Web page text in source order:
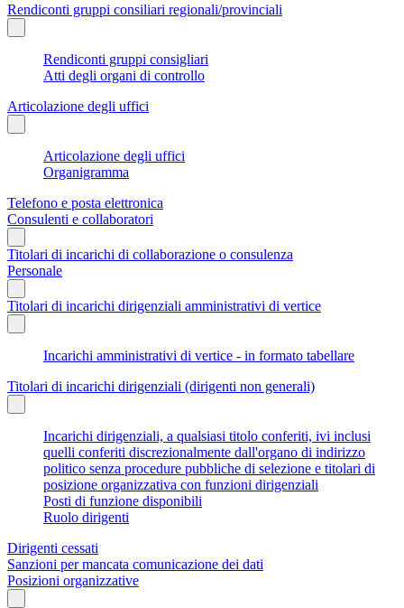
Rendiconti gruppi consiliari regionali/provinciali
Rendiconti gruppi consigliari
Atti degli organi di controllo
Articolazione degli uffici
Articolazione degli uffici
Organigramma
Telefono e posta elettronica
Consulenti e collaboratori
Titolari di incarichi di collaborazione o consulenza
Personale
Titolari di incarichi dirigenziali amministrativi di vertice
Incarichi amministrativi di vertice - in formato tabellare
Titolari di incarichi dirigenziali (dirigenti non generali)
Incarichi dirigenziali, a qualsiasi titolo conferiti, ivi inclusi
quelli conferiti discrezionalmente dall'organo di indirizzo
politico senza procedure pubbliche di selezione e titolari di
posizione organizzativa con funzioni dirigenziali
Posti di funzione disponibili
Ruolo dirigenti
Dirigenti cessati
Sanzioni per mancata comunicazione dei dati
Posizioni organizzative